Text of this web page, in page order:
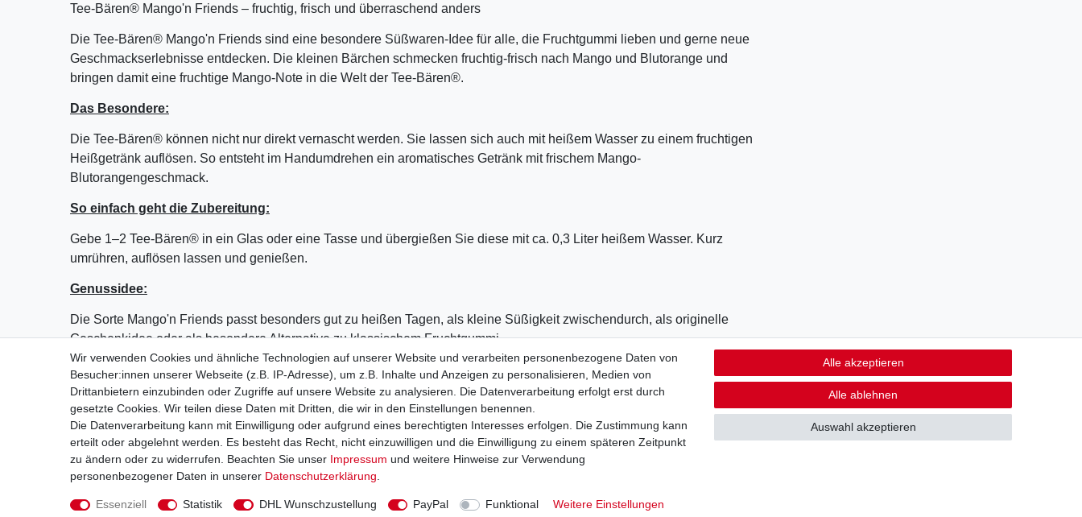
Tee-Bären® Mango'n Friends – fruchtig, frisch und überraschend anders
Die Tee-Bären® Mango'n Friends sind eine besondere Süßwaren-Idee für alle, die Fruchtgummi lieben und gerne neue
Geschmackserlebnisse entdecken. Die kleinen Bärchen schmecken fruchtig-frisch nach Mango und Blutorange und
bringen damit eine fruchtige Mango-Note in die Welt der Tee-Bären®.
Das Besondere:
Die Tee-Bären® können nicht nur direkt vernascht werden. Sie lassen sich auch mit heißem Wasser zu einem fruchtigen
Heißgetränk auflösen. So entsteht im Handumdrehen ein aromatisches Getränk mit frischem Mango-
Blutorangengeschmack.
So einfach geht die Zubereitung:
Gebe 1–2 Tee-Bären® in ein Glas oder eine Tasse und übergießen Sie diese mit ca. 0,3 Liter heißem Wasser. Kurz
umrühren, auflösen lassen und genießen.
Genussidee:
Die Sorte Mango'n Friends passt besonders gut zu heißen Tagen, als kleine Süßigkeit zwischendurch, als originelle
Geschenkidee oder als besondere Alternative zu klassischem Fruchtgummi.
Schnelle Lieferung Ab 49,00€ Kostenloser Versand in Deutschland 14 Tage Rückgaberecht (Ausnahme Lebensmittel)
Wir verwenden Cookies und ähnliche Technologien auf unserer Website und verarbeiten personenbezogene Daten von
Besucher:innen unserer Webseite (z.B. IP-Adresse), um z.B. Inhalte und Anzeigen zu personalisieren, Medien von
Drittanbietern einzubinden oder Zugriffe auf unsere Website zu analysieren. Die Datenverarbeitung erfolgt erst durch
gesetzte Cookies. Wir teilen diese Daten mit Dritten, die wir in den Einstellungen benennen.
Die Datenverarbeitung kann mit Einwilligung oder aufgrund eines berechtigten Interesses erfolgen. Die Zustimmung kann
erteilt oder abgelehnt werden. Es besteht das Recht, nicht einzuwilligen und die Einwilligung zu einem späteren Zeitpunkt
zu ändern oder zu widerrufen. Beachten Sie unser Impressum und weitere Hinweise zur Verwendung
personenbezogener Daten in unserer Daten­schutz­erklärung
Essenziell Statistik DHL Wunschzustellung PayPal Funktional Weitere Einstellungen
Alle akzeptieren
Alle ablehnen
Auswahl akzeptieren